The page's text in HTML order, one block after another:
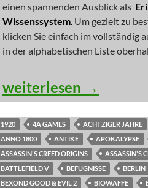
einen spannenden Ausblick als
Wissenssystem. Um gezielt zu
klicken Sie einfach im vollständig
in der alphabetischen Liste
NEWS: Himmelreiche
weiterlesen →
1920 4A GAMES ACHTZIGER JAHRE
ANNO 1800
ANTIKE APOKALYPSE
ASSASSIN'S CREED ORIGINS
ASSASSIN'S
BATTLEFIELD V
BEFUGNISSE BERLIN
BEXOND GOOD & EVIL 2
BIOWAFFE